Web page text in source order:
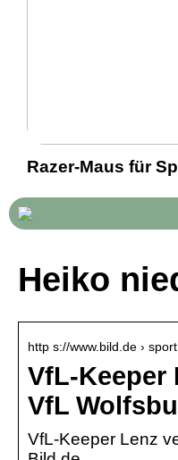
Razer-Maus für
Heiko
http s://www.bild.de ›
VfL-Keeper
VfL
VfL-Keeper Lenz